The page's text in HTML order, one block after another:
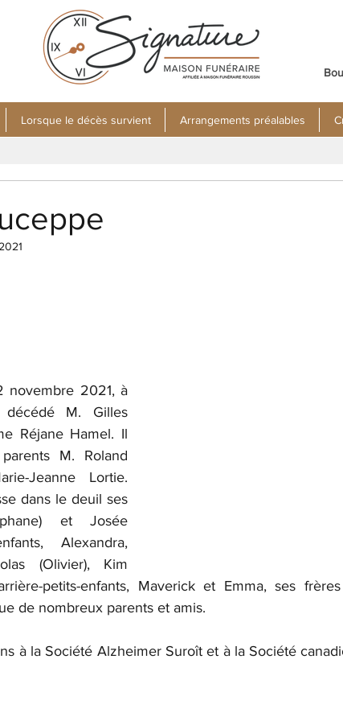
Lorsque le décès survient Arrangements préalables
novembre 2021, à
M. Gilles
Réjane Hamel. Il
M. Roland
Jeanne Lortie.
dans le deuil ses
et Josée
Alexandra,
(Olivier), Kim
petits-enfants, Maverick et Emma, ses
de nombreux parents et amis.
à la Société Alzheimer Suroît et à la Société